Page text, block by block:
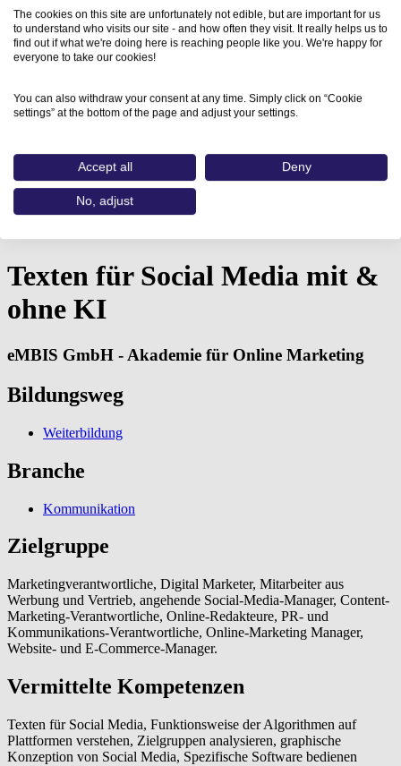
Home
Aus- und Weiterbildungen
Texten für Social Media mit &
ohne KI
eMBIS GmbH - Akademie für Online Marketing
Bildungsweg
Weiterbildung
Branche
Kommunikation
Zielgruppe
Marketingverantwortliche, Digital Marketer, Mitarbeiter aus
Werbung und Vertrieb, angehende Social-Media-Manager, Content-
Marketing-Verantwortliche, Online-Redakteure, PR- und
Kommunikations-Verantwortliche, Online-Marketing Manager,
Website- und E-Commerce-Manager.
Vermittelte Kompetenzen
Texten für Social Media, Funktionsweise der Algorithmen auf
Plattformen verstehen, Zielgruppen analysieren, graphische
Konzeption von Social Media, Spezifische Software bedienen
The cookies on this site are unfortunately not edible, but are important for us
to understand who visits our site - and how often they visit. It really helps us to
find out if what we're doing here is reaching people like you. We're happy for
everyone to take our cookies!
You can also withdraw your consent at any time. Simply click on “Cookie
settings” at the bottom of the page and adjust your settings.
Accept all Deny
No, adjust